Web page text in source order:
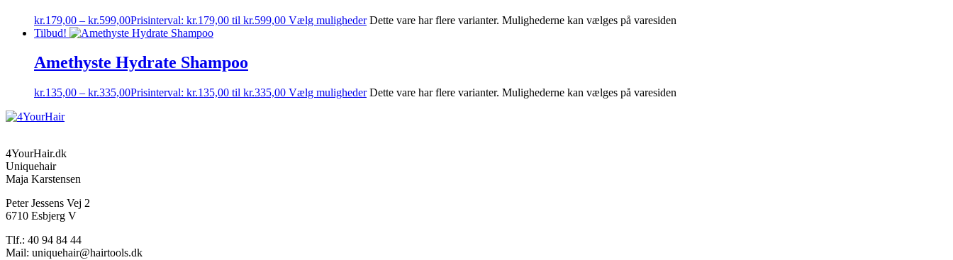
kr.179,00 – kr.599,00Prisinterval: kr.179,00 til kr.599,00 Vælg muligheder Dette vare har flere varianter. Mulighederne kan vælges på varesiden
Tilbud!
Amethyste Hydrate Shampoo
kr.135,00 – kr.335,00Prisinterval: kr.135,00 til kr.335,00 Vælg muligheder Dette vare har flere varianter. Mulighederne kan vælges på varesiden
4YourHair.dk
Uniquehair
Maja Karstensen
Peter Jessens Vej 2
6710 Esbjerg V
Tlf.: 40 94 84 44
Mail: uniquehair@hairtools.dk